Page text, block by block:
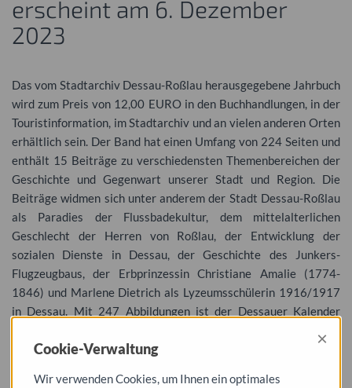
erscheint am 6. Dezember
2023
Das vom Stadtarchiv Dessau-Roßlau herausgegebene Jahrbuch
wird zum Preis von 12,00 EUROin den Buchhandlungen, in der
Touristinformation, im Stadtarchiv und an vielen anderen Orten
erhältlich sein. Der Band hat einen Umfang von 224 Seiten und
enthält 15 Beiträge zu verschiedensten Themenbereichen der
Geschichte und Gegenwart unserer Stadt und Region. Die
Beiträge widmen sich unter anderem der Stadt Dessau-Roßlau
als Paradies der Flussbadekultur, dem mittelalterlichen
Geschlecht der Herren von Roßlau, der Entwicklung der
sozialen Dienste in Dessau, der Geschichte des Junkers-
Flugzeugbaus, der Erbprinzessin Christiane Amalie (1774-
1846) und Marlene Dietrich als Lyzeumsschülerin 1916/1917
in Dessau. Mit 247 Abbildungen ist der Dessauer Kalender
Am Dienstag, 12. Dezember 2023, um 19.00 Uhr wird der
Dessauer Kalender 2023 öffentlich vorgestellt. Diese
Cookie-Verwaltung ×
Wir verwenden Cookies, um Ihnen ein optimales